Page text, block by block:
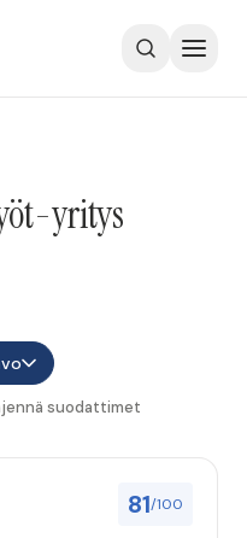
yritys
suodattimet
81/100